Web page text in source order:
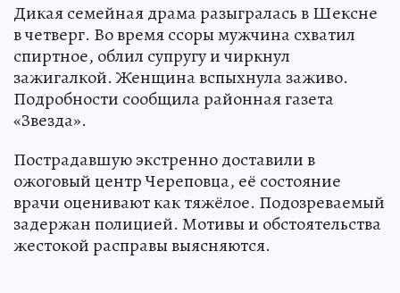
Дикая семейная драма разыгралась в Шексне
в четверг. Во время ссоры мужчина схватил
спиртное, облил супругу и чиркнул
зажигалкой. Женщина вспыхнула заживо.
Подробности сообщила районная газета
«Звезда».
Пострадавшую экстренно доставили в
ожоговый центр Череповца, её состояние
врачи оценивают как тяжёлое. Подозреваемый
задержан полицией. Мотивы и обстоятельства
жестокой расправы выясняются.